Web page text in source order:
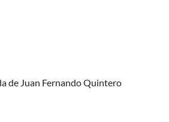
de Juan Fernando Quintero